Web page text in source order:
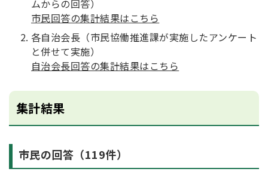
ムからの回答）
市民回答の集計結果はこちら
各自治会長（市民協働推進課が実施したアンケート
と併せて実施）
自治会長回答の集計結果はこちら
集計結果
市民の回答（119件）